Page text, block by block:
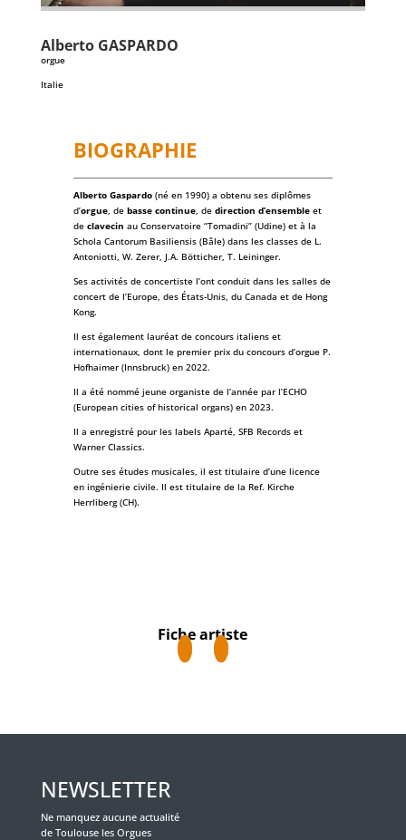
Alberto GASPARDO
orgue
Italie
BIOGRAPHIE
Alberto Gaspardo(né en 1990) a obtenu ses diplômes
d’orgue, de basse continue, de direction d’ensembleet
de clavecin au Conservatoire “Tomadini” (Udine) et à la
Schola Cantorum Basiliensis (Bâle) dans les classes de L.
Antoniotti, W. Zerer, J.A. Bötticher, T. Leininger.
Ses activités de concertiste l’ont conduit dans les salles de
concert de l’Europe, des États-Unis, du Canada et de Hong
Kong.
Il est également lauréat de concours italiens et
internationaux, dont le premier prix du concours d’orgue P.
Hofhaimer (Innsbruck) en 2022.
Il a été nommé jeune organiste de l’année par l’ECHO
(European cities of historical organs) en 2023.
Il a enregistré pour les labels Aparté, SFB Records et
Warner Classics.
Outre ses études musicales, il est titulaire d’une licence
en ingénierie civile. Il est titulaire de la Ref. Kirche
Herrliberg (CH).
Fiche artiste
NEWSLETTER
Ne manquez aucune actualité
de Toulouse les Orgues